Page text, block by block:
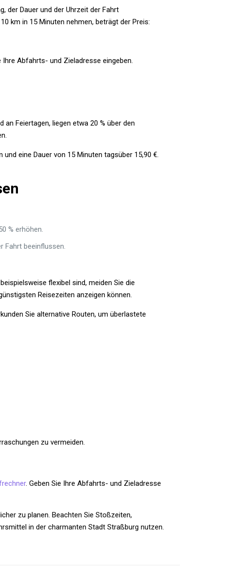
der Dauer und der Uhrzeit der Fahrt
km in 15 Minuten nehmen, beträgt der Preis:
Abfahrts- und Zieladresse eingeben.
Feiertagen, liegen etwa 20 % über den
eine Dauer von 15 Minuten tagsüber 15,90 €.
% erhöhen.
Fahrt beeinflussen.
flexibel sind, meiden Sie die
Reisezeiten anzeigen können.
Sie alternative Routen, um überlastete
zu vermeiden.
. Geben Sie Ihre Abfahrts- und Zieladresse
zu planen. Beachten Sie Stoßzeiten,
in der charmanten Stadt Straßburg nutzen.